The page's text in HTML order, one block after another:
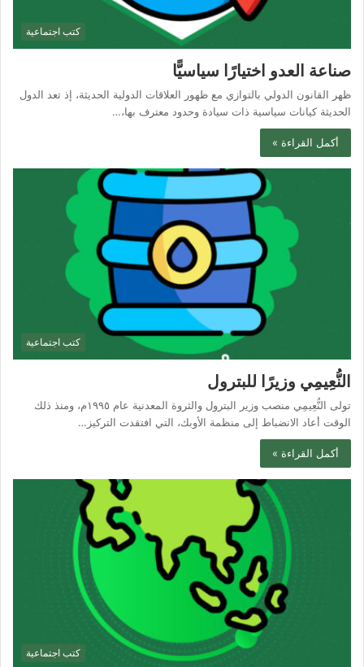
كتب اجتماعية
صناعة العدو اختيارًا سياسيًّا
ظهر القانون الدولي بالتوازي مع ظهور العلاقات الدولية الحديثة، إذ تعد الدول
الحديثة كيانات سياسية ذات سيادة وحدود معترف بها،…
أكمل القراءة »
كتب اجتماعية
النُّعِيمِي وزيرًا للبترول
تولى النُّعِيمِي منصب وزير البترول والثروة المعدنية عام ١٩٩٥م، ومنذ ذلك
الوقت أعاد الانضباط إلى منظمة الأوبك، التي افتقدت التركيز…
أكمل القراءة »
كتب اجتماعية